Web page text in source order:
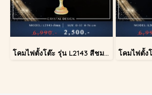
โคมไฟตั้งโต๊ะ รุ่น L2143 สีชมพู (ตั้งโต๊ะ)